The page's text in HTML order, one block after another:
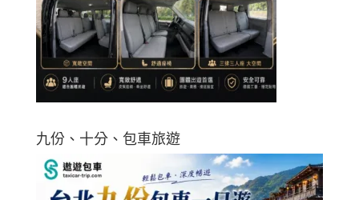
九份、十分、包車旅遊